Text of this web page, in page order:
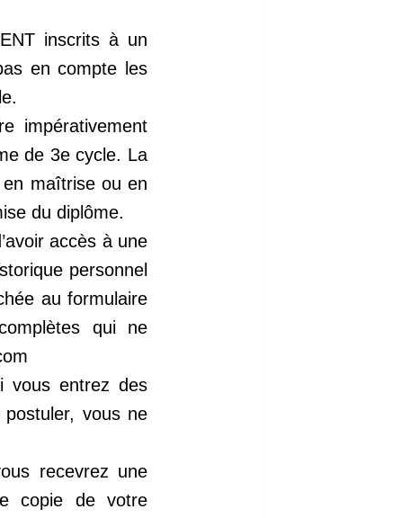
inscrits à un
en compte les
impérativement
de 3e cycle. La
maîtrise ou en
du diplôme.
accès à une
personnel
au formulaire
qui ne
vous entrez des
vous ne
recevrez une
copie de votre